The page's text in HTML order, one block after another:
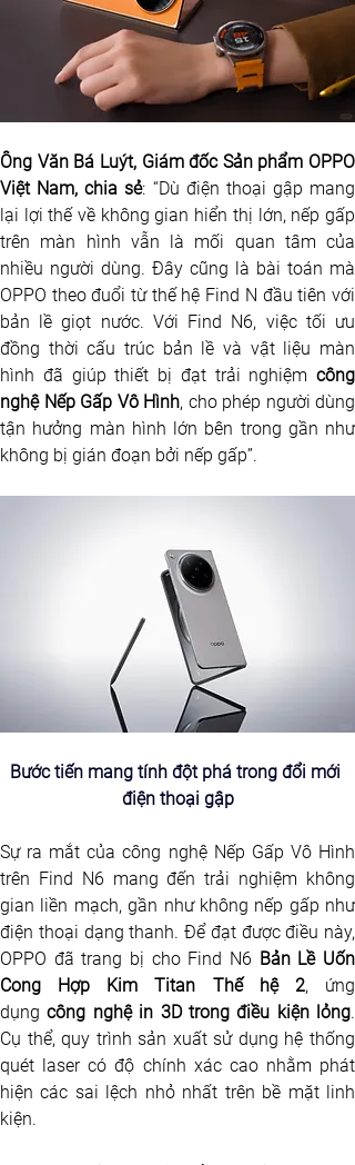
Ông Văn Bá Luýt, Giám đốc Sản phẩm OPPO
Việt Nam, chia sẻ: “Dù điện thoại gập mang
lại lợi thế về không gian hiển thị lớn, nếp gấp
trên màn hình vẫn là mối quan tâm của
nhiều người dùng. Đây cũng là bài toán mà
OPPO theo đuổi từ thế hệ Find N đầu tiên với
bản lề giọt nước. Với Find N6, việc tối ưu
đồng thời cấu trúc bản lề và vật liệu màn
hình đã giúp thiết bị đạt trải nghiệm công
nghệ Nếp Gấp Vô Hình, cho phép người dùng
tận hưởng màn hình lớn bên trong gần như
không bị gián đoạn bởi nếp gấp”.
Bước tiến mang tính đột phá trong đổi mới
điện thoại gập
Sự ra mắt của công nghệ Nếp Gấp Vô Hình
trên Find N6 mang đến trải nghiệm không
gian liền mạch, gần như không nếp gấp như
điện thoại dạng thanh. Để đạt được điều này,
OPPO đã trang bị cho Find N6 Bản Lề Uốn
Cong Hợp Kim Titan Thế hệ 2, ứng
dụng công nghệ in 3D trong điều kiện lỏng.
Cụ thể, quy trình sản xuất sử dụng hệ thống
quét laser có độ chính xác cao nhằm phát
hiện các sai lệch nhỏ nhất trên bề mặt linh
kiện.